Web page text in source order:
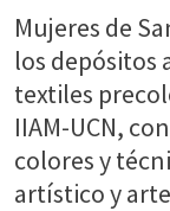
Mujeres de
los depósitos
textiles
IIAM-UCN,
colores y
artístico y